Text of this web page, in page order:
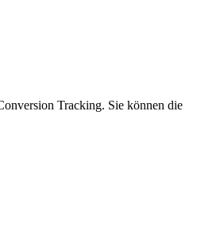
Tracking. Sie können die